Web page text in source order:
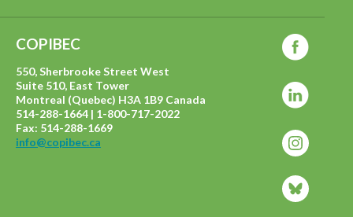
COPIBEC
550, Sherbrooke Street West
Suite 510, East Tower
Montreal (Quebec) H3A 1B9 Canada
514-288-1664 | 1-800-717-2022
Fax: 514-288-1669
info@copibec.ca